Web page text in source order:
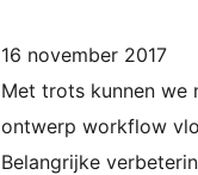
16 november 2017
Met trots kunnen we
ontwerp workflow
Belangrijke